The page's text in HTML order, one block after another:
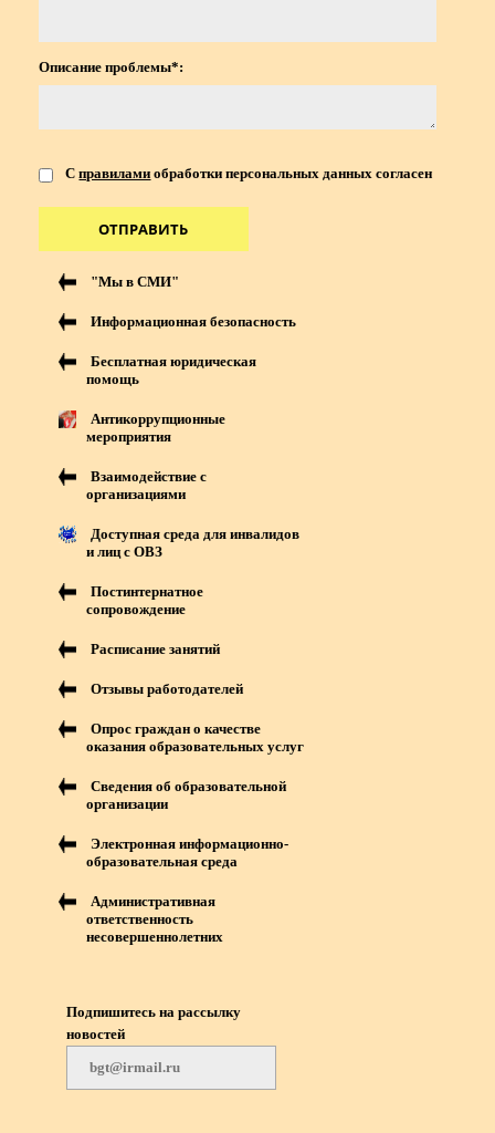
Описание проблемы*:
Справилами обработки персональных данных согласен
ОТПРАВИТЬ
"Мы в СМИ"
Информационная безопасность
Бесплатная юридическая
помощь
Антикоррупционные
мероприятия
Взаимодействие с
организациями
Доступная среда для инвалидов
и лиц с ОВЗ
Постинтернатное
сопровождение
Расписание занятий
Отзывы работодателей
Опрос граждан о качестве
оказания образовательных услуг
Сведения об образовательной
организации
Электронная информационно-
образовательная среда
Административная
ответственность
несовершеннолетних
Подпишитесь на рассылку
новостей